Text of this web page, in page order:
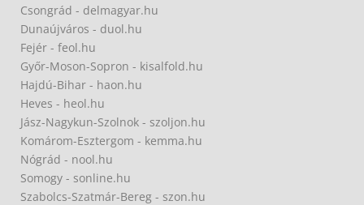
Csongrád - delmagyar.hu
Dunaújváros - duol.hu
Fejér - feol.hu
Győr-Moson-Sopron - kisalfold.hu
Hajdú-Bihar - haon.hu
Heves - heol.hu
Jász-Nagykun-Szolnok - szoljon.hu
Komárom-Esztergom - kemma.hu
Nógrád - nool.hu
Somogy - sonline.hu
Szabolcs-Szatmár-Bereg - szon.hu